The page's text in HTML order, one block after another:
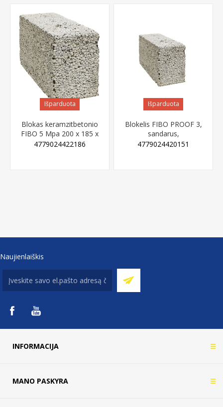
Išparduota
Blokas keramzitbetonio
FIBO 5 Mpa 200 x 185 x
490 mm IŠPARDUOTA
4779024422186
Išparduota
Blokelis FIBO PROOF 3,
sandarus,
keramzitbetonio, 3 MPA,
4779024420151
Naujienlaiškis
INFORMACIJA
MANO PASKYRA